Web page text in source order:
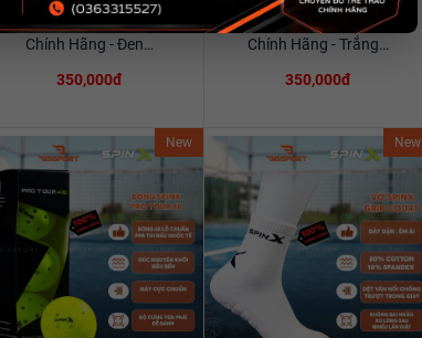
Xem chi tiết
Túi Cầu Lông YWYAT 300D
Chính Hãng - Đen…
350,000đ
Xem chi tiết
Túi Cầu Lông YWYAT C309
Chính Hãng - Trắng…
350,000đ
New New